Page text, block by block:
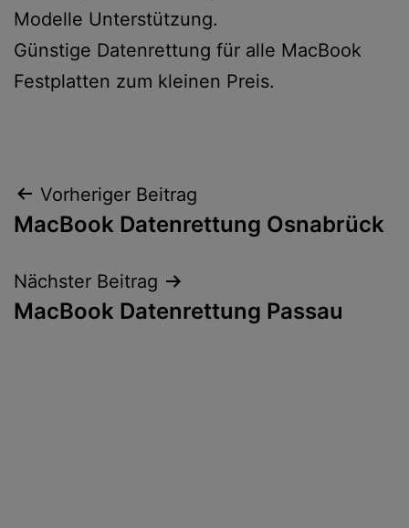
Modelle Unterstützung.
Günstige Datenrettung für alle MacBook
Festplatten zum kleinen Preis.
Beitragsnavigation
Vorheriger Beitrag
MacBook Datenrettung Osnabrück
Nächster Beitrag
MacBook Datenrettung Passau